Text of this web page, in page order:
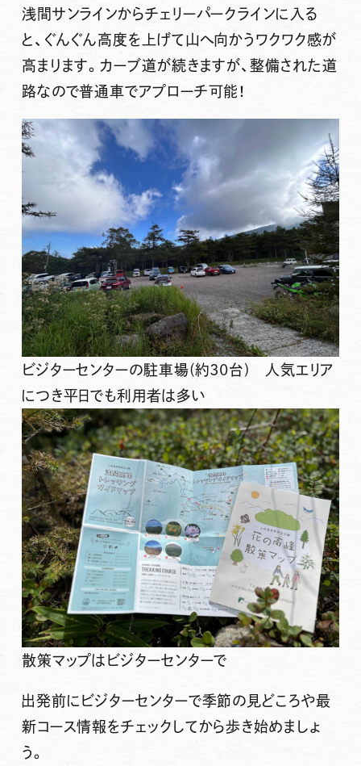
浅間サンラインからチェリーパークラインに入る
と、ぐんぐん高度を上げて山へ向かうワクワク感が
高まります。カーブ道が続きますが、整備された道
路なので普通車でアプローチ可能！
ビジターセンターの駐車場(約30台) 人気エリア
につき平日でも利用者は多い
散策マップはビジターセンターで
出発前にビジターセンターで季節の見どころや最
新コース情報をチェックしてから歩き始めましょ
う。